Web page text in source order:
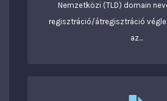
Nemzetközi (TLD) domain
regisztráció/átregisztráció
az...